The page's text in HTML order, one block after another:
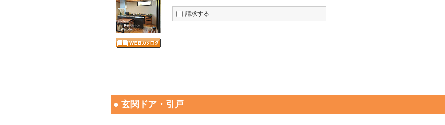
請求する
● 玄関ドア・引戸